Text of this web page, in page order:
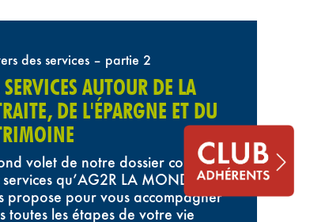
des services – partie 2
SERVICES AUTOUR DE LA
DE L'ÉPARGNE ET DU
volet de notre dossier consacré
qu’AG2R LA MONDIALE
propose pour vous accompagner
toutes les étapes de votre vie